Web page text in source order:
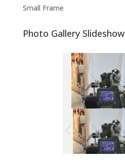
Small Frame
Photo Gallery Slideshow